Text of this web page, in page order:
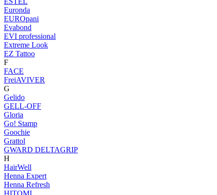
Euronda
EUROpani
Evabond
EVI professional
Extreme Look
EZ Tattoo
F
FACE
FreiAVIVER
G
Gelido
GELL-OFF
Gloria
Go! Stamp
Goochie
Grattol
GWARD DELTAGRIP
H
HairWell
Henna Expert
Henna Refresh
HITOMI